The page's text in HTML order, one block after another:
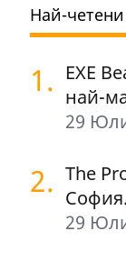
Най-
1. EXE
най-
29
2. The
29